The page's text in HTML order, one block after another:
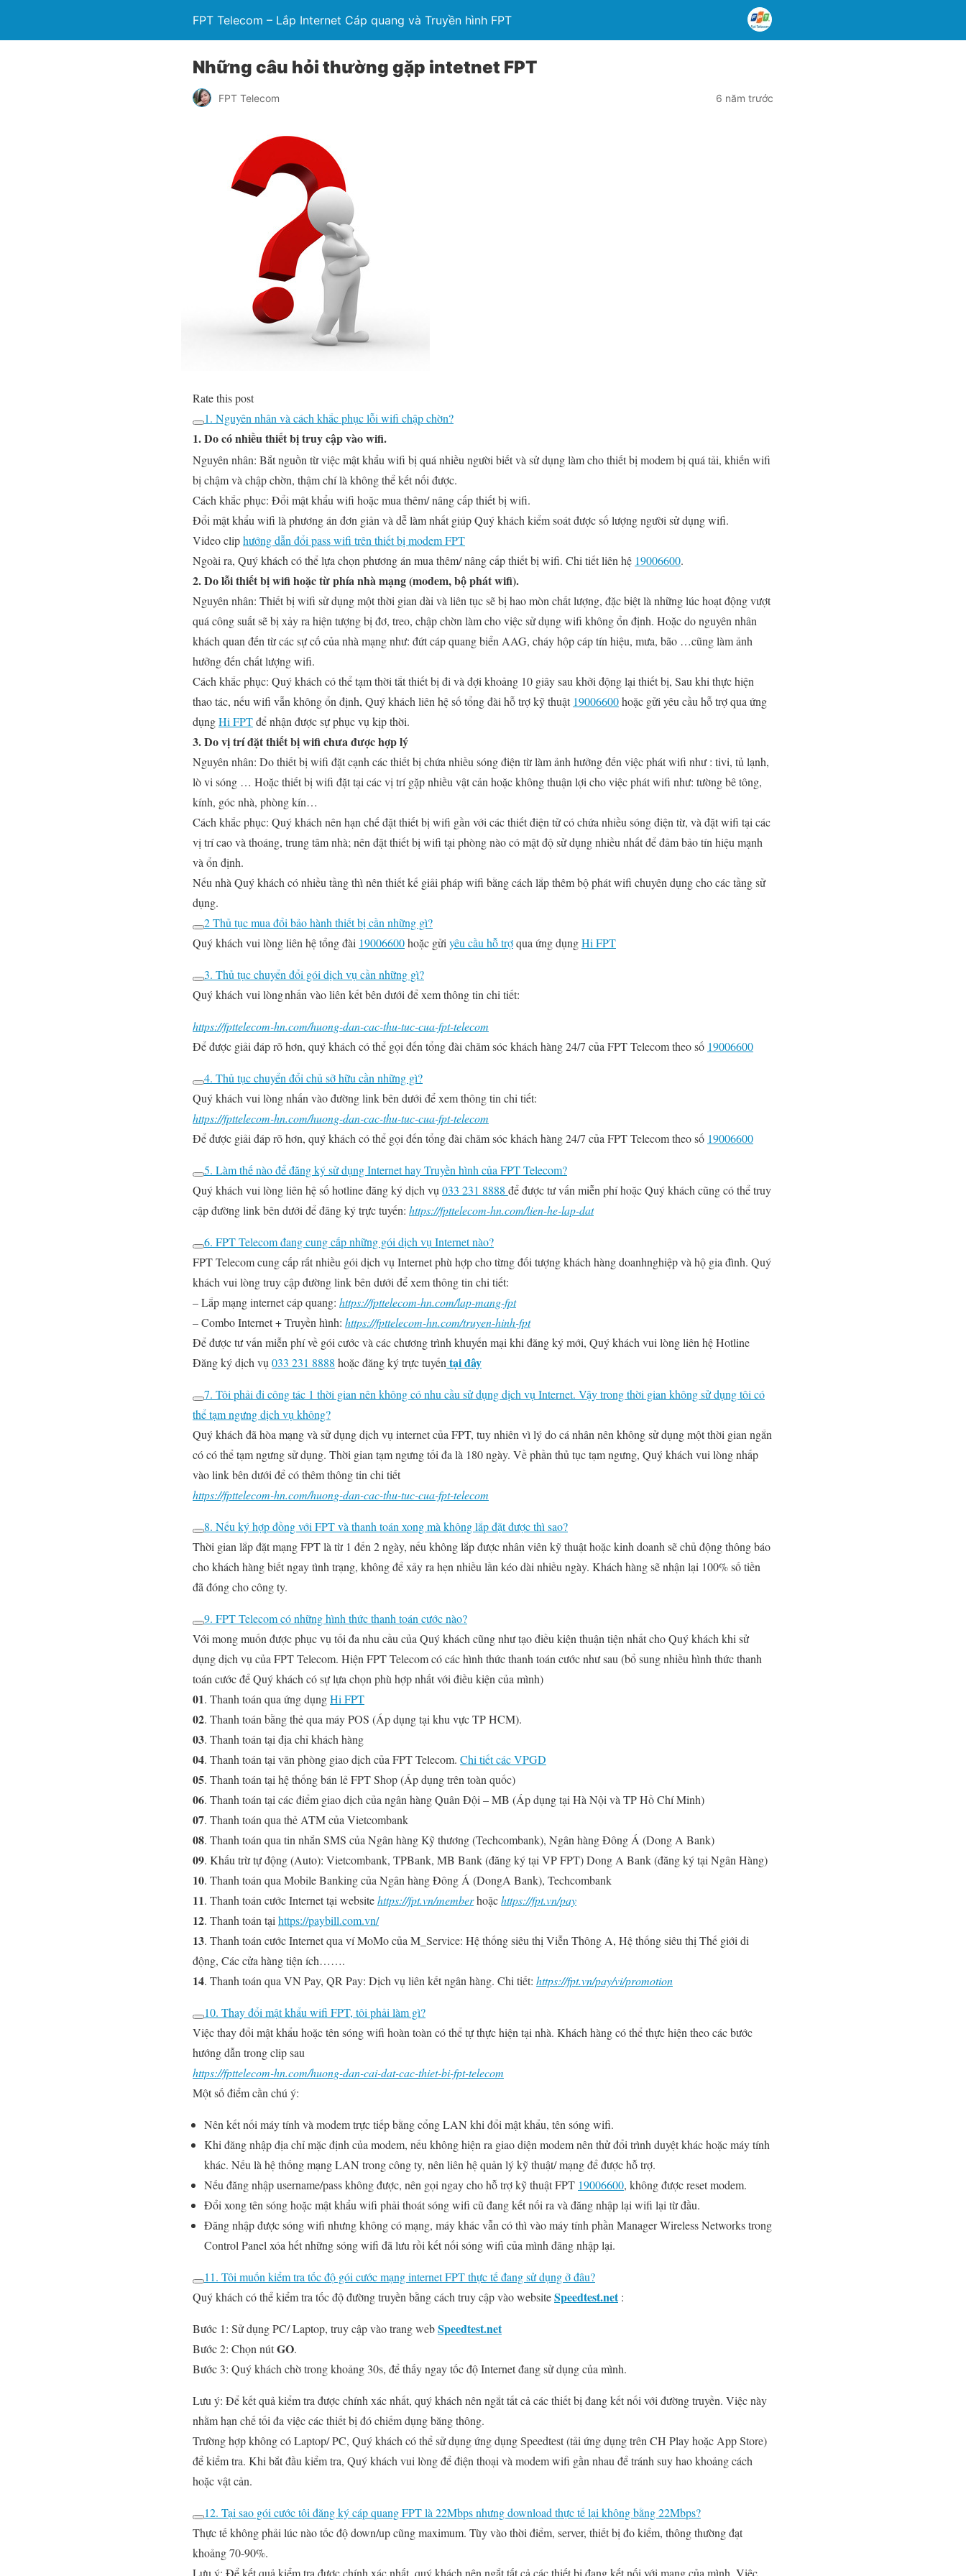
FPT Telecom – Lắp Internet Cáp quang và Truyền hình FPT
Những câu hỏi thường gặp intetnet FPT
FPT Telecom 6 năm trước
Rate this post
1. Nguyên nhân và cách khắc phục lỗi wifi chập chờn?
1. Do có nhiều thiết bị truy cập vào wifi.
Nguyên nhân: Bắt nguồn từ việc mật khẩu wifi bị quá nhiều người biết và sử dụng làm cho thiết bị modem bị quá tải, khiến wifi
bị chậm và chập chờn, thậm chí là không thể kết nối được.
Cách khắc phục: Đổi mật khẩu wifi hoặc mua thêm/ nâng cấp thiết bị wifi.
Đổi mật khẩu wifi là phương án đơn giản và dễ làm nhất giúp Quý khách kiểm soát được số lượng người sử dụng wifi.
Video cliphướng dẫn đổi pass wifi trên thiết bị modem FPT
Ngoài ra, Quý khách có thể lựa chọn phương án mua thêm/ nâng cấp thiết bị wifi. Chi tiết liên hệ 19006600.
2. Do lỗi thiết bị wifi hoặc từ phía nhà mạng (modem, bộ phát wifi).
Nguyên nhân: Thiết bị wifi sử dụng một thời gian dài và liên tục sẽ bị hao mòn chất lượng, đặc biệt là những lúc hoạt động vượt
quá công suất sẽ bị xảy ra hiện tượng bị đơ, treo, chập chờn làm cho việc sử dụng wifi không ổn định. Hoặc do nguyên nhân
khách quan đến từ các sự cố của nhà mạng như: đứt cáp quang biển AAG, cháy hộp cáp tín hiệu, mưa, bão …cũng làm ảnh
hưởng đến chất lượng wifi.
Cách khắc phục: Quý khách có thể tạm thời tắt thiết bị đi và đợi khoảng 10 giây sau khởi động lại thiết bị, Sau khi thực hiện
thao tác, nếu wifi vẫn không ổn định, Quý khách liên hệ số tổng đài hỗ trợ kỹ thuật 19006600hoặc gửi yêu cầu hỗ trợ qua ứng
dụngHi FPTđể nhận được sự phục vụ kịp thời.
3. Do vị trí đặt thiết bị wifi chưa được hợp lý
Nguyên nhân: Do thiết bị wifi đặt cạnh các thiết bị chứa nhiều sóng điện từ làm ảnh hưởng đến việc phát wifi như : tivi, tủ lạnh,
lò vi sóng … Hoặc thiết bị wifi đặt tại các vị trí gặp nhiều vật cản hoặc không thuận lợi cho việc phát wifi như: tường bê tông,
kính, góc nhà, phòng kín…
Cách khắc phục: Quý khách nên hạn chế đặt thiết bị wifi gần với các thiết điện tử có chứa nhiều sóng điện từ, và đặt wifi tại các
vị trí cao và thoáng, trung tâm nhà; nên đặt thiết bị wifi tại phòng nào có mật độ sử dụng nhiều nhất để đảm bảo tín hiệu mạnh
và ổn định.
Nếu nhà Quý khách có nhiều tầng thì nên thiết kế giải pháp wifi bằng cách lắp thêm bộ phát wifi chuyên dụng cho các tầng sử
dụng.
2 Thủ tục mua đổi bảo hành thiết bị cần những gì?
Quý khách vui lòng liên hệ tổng đài 19006600hoặc gửi yêu cầu hỗ trợqua ứng dụngHi FPT
3. Thủ tục chuyển đổi gói dịch vụ cần những gì?
Quý khách vui lòng nhấn vào liên kết bên dưới để xem thông tin chi tiết:
https://fpttelecom-hn.com/huong-dan-cac-thu-tuc-cua-fpt-telecom
Để được giải đáp rõ hơn, quý khách có thể gọi đến tổng đài chăm sóc khách hàng 24/7 của FPT Telecom theo số 19006600
4. Thủ tục chuyển đổi chủ sở hữu cần những gì?
Quý khách vui lòng nhấn vào đường link bên dưới để xem thông tin chi tiết:
https://fpttelecom-hn.com/huong-dan-cac-thu-tuc-cua-fpt-telecom
Để được giải đáp rõ hơn, quý khách có thể gọi đến tổng đài chăm sóc khách hàng 24/7 của FPT Telecom theo số 19006600
5. Làm thế nào để đăng ký sử dụng Internet hay Truyền hình của FPT Telecom?
Quý khách vui lòng liên hệ số hotline đăng ký dịch vụ 033 231 8888 để được tư vấn miễn phí hoặc Quý khách cũng có thể truy
cập đường link bên dưới để đăng ký trực tuyến: https://fpttelecom-hn.com/lien-he-lap-dat
6. FPT Telecom đang cung cấp những gói dịch vụ Internet nào?
FPT Telecom cung cấp rất nhiều gói dịch vụ Internet phù hợp cho từng đối tượng khách hàng doanhnghiệp và hộ gia đình. Quý
khách vui lòng truy cập đường link bên dưới để xem thông tin chi tiết:
– Lắp mạng internet cáp quang: https://fpttelecom-hn.com/lap-mang-fpt
– Combo Internet + Truyền hình: https://fpttelecom-hn.com/truyen-hinh-fpt
Để được tư vấn miễn phí về gói cước và các chương trình khuyến mại khi đăng ký mới, Quý khách vui lòng liên hệ Hotline
Đăng ký dịch vụ 033 231 8888 hoặc đăng ký trực tuyến tại đây
7. Tôi phải đi công tác 1 thời gian nên không có nhu cầu sử dụng dịch vụ Internet. Vậy trong thời gian không sử dụng tôi có
thể tạm ngưng dịch vụ không?
Quý khách đã hòa mạng và sử dụng dịch vụ internet của FPT, tuy nhiên vì lý do cá nhân nên không sử dụng một thời gian ngắn
có có thể tạm ngưng sử dụng. Thời gian tạm ngưng tối đa là 180 ngày. Về phần thủ tục tạm ngưng, Quý khách vui lòng nhấp
vào link bên dưới để có thêm thông tin chi tiết
https://fpttelecom-hn.com/huong-dan-cac-thu-tuc-cua-fpt-telecom
8. Nếu ký hợp đồng với FPT và thanh toán xong mà không lắp đặt được thì sao?
Thời gian lắp đặt mạng FPT là từ 1 đến 2 ngày, nếu không lắp được nhân viên kỹ thuật hoặc kinh doanh sẽ chủ động thông báo
cho khách hàng biết ngay tình trạng, không để xảy ra hẹn nhiều lần kéo dài nhiều ngày. Khách hàng sẽ nhận lại 100% số tiền
đã đóng cho công ty.
9. FPT Telecom có những hình thức thanh toán cước nào?
Với mong muốn được phục vụ tối đa nhu cầu của Quý khách cũng như tạo điều kiện thuận tiện nhất cho Quý khách khi sử
dụng dịch vụ của FPT Telecom. Hiện FPT Telecom có các hình thức thanh toán cước như sau (bổ sung nhiều hình thức thanh
toán cước để Quý khách có sự lựa chọn phù hợp nhất với điều kiện của mình)
01. Thanh toán qua ứng dụngHi FPT
02. Thanh toán bằng thẻ qua máy POS (Áp dụng tại khu vực TP HCM).
03. Thanh toán tại địa chỉ khách hàng
04. Thanh toán tại văn phòng giao dịch của FPT Telecom. Chi tiết các VPGD
05. Thanh toán tại hệ thống bán lẻ FPT Shop (Áp dụng trên toàn quốc)
06. Thanh toán tại các điểm giao dịch của ngân hàng Quân Đội – MB (Áp dụng tại Hà Nội và TP Hồ Chí Minh)
07. Thanh toán qua thẻ ATM của Vietcombank
08. Thanh toán qua tin nhắn SMS của Ngân hàng Kỹ thương (Techcombank), Ngân hàng Đông Á (Dong A Bank)
09. Khấu trừ tự động (Auto): Vietcombank, TPBank, MB Bank (đăng ký tại VP FPT) Dong A Bank (đăng ký tại Ngân Hàng)
10. Thanh toán qua Mobile Banking của Ngân hàng Ðông Á (DongA Bank), Techcombank
11. Thanh toán cước Internet tại websitehttps://fpt.vn/memberhoặchttps://fpt.vn/pay
12. Thanh toán tại https://paybill.com.vn/
13. Thanh toán cước Internet qua ví MoMo của M_Service: Hệ thống siêu thị Viễn Thông A, Hệ thống siêu thị Thế giới di
động, Các cửa hàng tiện ích…….
14. Thanh toán qua VN Pay, QR Pay: Dịch vụ liên kết ngân hàng. Chi tiết: https://fpt.vn/pay/vi/promotion
10. Thay đổi mật khẩu wifi FPT, tôi phải làm gì?
Việc thay đổi mật khẩu hoặc tên sóng wifi hoàn toàn có thể tự thực hiện tại nhà. Khách hàng có thể thực hiện theo các bước
hướng dẫn trong clip sau
https://fpttelecom-hn.com/huong-dan-cai-dat-cac-thiet-bi-fpt-telecom
Một số điểm cần chú ý:
Nên kết nối máy tính và modem trực tiếp bằng cổng LAN khi đổi mật khẩu, tên sóng wifi.
Khi đăng nhập địa chỉ mặc định của modem, nếu không hiện ra giao diện modem nên thử đổi trình duyệt khác hoặc máy tính
khác. Nếu là hệ thống mạng LAN trong công ty, nên liên hệ quản lý kỹ thuật/ mạng để được hỗ trợ.
Nếu đăng nhập username/pass không được, nên gọi ngay cho hỗ trợ kỹ thuật FPT 19006600, không được reset modem.
Đổi xong tên sóng hoặc mật khẩu wifi phải thoát sóng wifi cũ đang kết nối ra và đăng nhập lại wifi lại từ đầu.
Đăng nhập được sóng wifi nhưng không có mạng, máy khác vẫn có thì vào máy tính phần Manager Wireless Networks trong
Control Panel xóa hết những sóng wifi đã lưu rồi kết nối sóng wifi của mình đăng nhập lại.
11. Tôi muốn kiểm tra tốc độ gói cước mạng internet FPT thực tế đang sử dụng ở đâu?
Quý khách có thể kiểm tra tốc độ đường truyền bằng cách truy cập vào websiteSpeedtest.net :
Bước 1: Sử dụng PC/ Laptop, truy cập vào trang webSpeedtest.net
Bước 2: Chọn nútGO.
Bước 3: Quý khách chờ trong khoảng 30s, để thấy ngay tốc độ Internet đang sử dụng của mình.
Lưu ý: Để kết quả kiểm tra được chính xác nhất, quý khách nên ngắt tất cả các thiết bị đang kết nối với đường truyền. Việc này
nhằm hạn chế tối đa việc các thiết bị đó chiếm dụng băng thông.
Trường hợp không có Laptop/ PC, Quý khách có thể sử dụng ứng dụng Speedtest (tải ứng dụng trên CH Play hoặc App Store)
để kiểm tra. Khi bắt đầu kiểm tra, Quý khách vui lòng để điện thoại và modem wifi gần nhau để tránh suy hao khoảng cách
hoặc vật cản.
12. Tại sao gói cước tôi đăng ký cáp quang FPT là 22Mbps nhưng download thực tế lại không bằng 22Mbps?
Thực tế không phải lúc nào tốc độ down/up cũng maximum. Tùy vào thời điểm, server, thiết bị đo kiểm, thông thường đạt
khoảng 70-90%.
Lưu ý: Để kết quả kiểm tra được chính xác nhất, quý khách nên ngắt tất cả các thiết bị đang kết nối với mạng của mình. Việc